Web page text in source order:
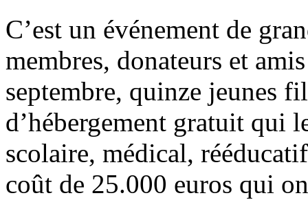
C’est un événement de
membres, donateurs et
septembre, quinze jeunes
d’hébergement gratuit qui
scolaire, médical,
coût de 25.000 euros qui